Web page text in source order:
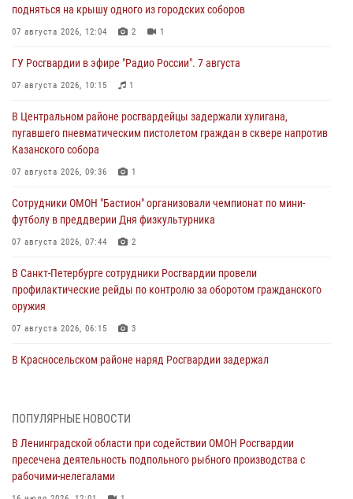
подняться на крышу одного из городских соборов
07 августа 2026, 12:04 2 1
ГУ Росгвардии в эфире "Радио России". 7 августа
07 августа 2026, 10:15 1
В Центральном районе росгвардейцы задержали хулигана,
пугавшего пневматическим пистолетом граждан в сквере напротив
Казанского собора
07 августа 2026, 09:36 1
Сотрудники ОМОН "Бастион" организовали чемпионат по мини-
футболу в преддверии Дня физкультурника
07 августа 2026, 07:44 2
В Санкт-Петербурге сотрудники Росгвардии провели
профилактические рейды по контролю за оборотом гражданского
оружия
07 августа 2026, 06:15 3
В Красносельском районе наряд Росгвардии задержал
06 августа 2026, 13:39 1
В Центральном районе росгвардейцы оперативно задержали
хулигана, стрелявшего из пускового устройства рядом с жилыми
домами
ПОПУЛЯРНЫЕ НОВОСТИ
В Ленинградской области при содействии ОМОН Росгвардии
пресечена деятельность подпольного рыбного производства с
рабочими-нелегалами